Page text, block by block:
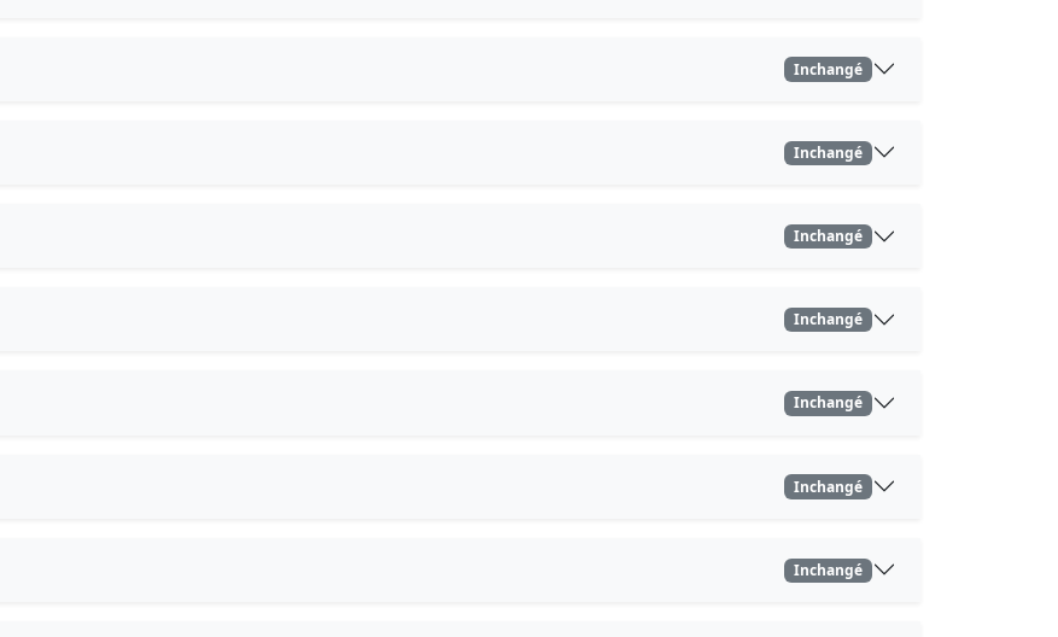
Inchangé
Inchangé
Inchangé
Inchangé
Inchangé
Inchangé
Inchangé